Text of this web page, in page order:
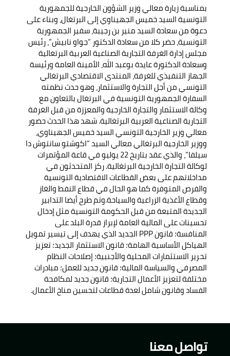
بمناسبة زيارة معالي وزير الشؤون الخارجية للجمهورية
التونسية السيد خميس الجهيناوي إلى البرتغال، وبناء على
دعوة من سعادة السيد منير بن رجيبة، سفير الجمهورية
التونسية، حضر كلا من سعادة الدكتور “جواو نابيش”، رئيس
مجلس إدارة الغرفة التجارية الصناعية العربية البرتغالية
وسعادة الدكتورة عايدة بوعبد الله، الأمينة العامة ورئيسة
الجهاز التنفيذي للغرفة، المنتدى الاقتصادي البرتغالي
التونسي من أجل التجارة والاستثمار، وهو حدث نظمته
السفارة الجمهورية التونسية في البرتغال بالتعاون مع
وكالة الاستثمار والتجارة الخارجية والمعززة من قبل الغرفة
التجارية الصناعية العربية البرتغالية. شهد هذا الحدث حضور
معالي وزير الخارجية التونسي السيد خميس الجهيناوي،
ووزير الخارجية البرتغالي معالي السيد “اكوشتو سانتوش دا
سيلفا”، والذي عقد بتاريخ 22 يوليو في قاعة المؤتمرات
لوكالة التجارة الخارجية البرتغالية. ركز المتحدثون في
مداخلاتهم على بعض القطاعات الاقتصادية التونسية
والفرص المتوفرة كما هو الحال في قطاع النفط والغاز
وقطاع الأغذية الزراعية والسياحة.وتم طرح أيضا التدابير
الجديدة المتبعة من قبل الحكومة التونسية مثل إدخال
تحسينات على المالية العامة لإبراز قدرة البلد على
المنافسة؛ قانون PPP الجديد الذي يهدف إلى تيسير تمويل
الهياكل الأساسية الهامة؛ قانون الاستثمار الجديد؛ تعزيز
تحرير الاستثمارات المحلية والأجنبية؛ إصلاحات النظام
المصرفي والسياسة المالية؛ قانون جديد للعمل؛ مبادرات
مختلفة لتعزيز الأعمال التجارية؛ قانون جديد لمكافحة
الفساد وقانون شامل لعدة قطاعات لتحسين مناخ الأعمال.
تواصل معنا